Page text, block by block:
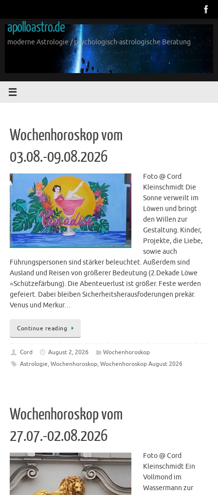
springen
apolloastro.de
moderne Astrologie / psychologisch-astrologische Beratung
Wochenhoroskop vom
03.08.-09.08.2026
Foto @ Cord
Kleinschmidt Die
Sonne verweilt im
Löwen und bringt
den Willen zur
Gestaltung. Kinder,
Projekte, die Liebe,
sowie auch
Führungspersonen sind stärker beleuchtet. Außerdem sind
Ausland und Reisen von größerer Bedeutung (2.Dekade Löwe
=Schützefärbung). Die Abenteuerlust ist größer. Feste werden
gefeiert. Dabei bleiben Sicherheitsherausfoderungen prekär.
Venus und Merkur…
Continue reading
Cord August 2, 2026
Wochenhoroskop
Astrologie, Wochenhoroskop, Wochenhoroskop August 2026
Wochenhoroskop vom
27.07.-02.08.2026
Foto @ Cord
Kleinschmidt Ein
Vollmond im
Wassermann zur